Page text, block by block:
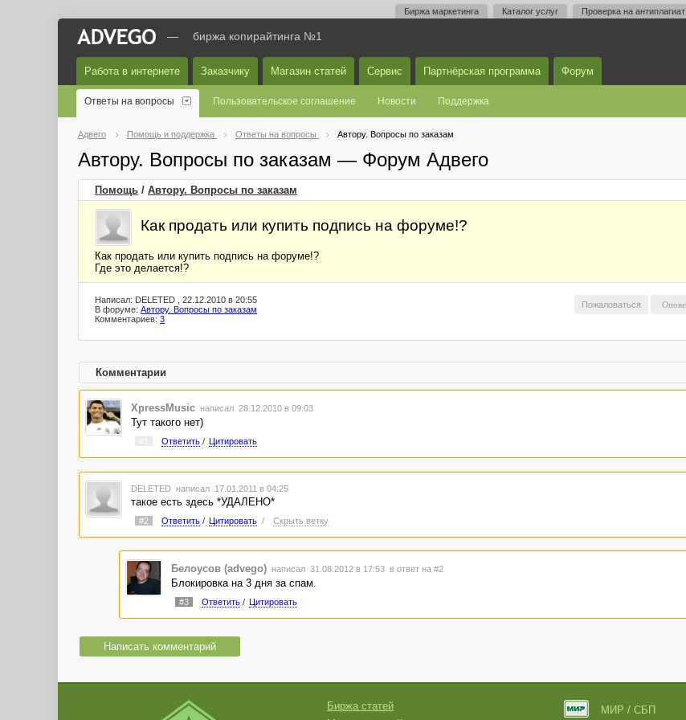
Биржа маркетинга Каталог услуг Проверка на антиплагиат
— биржа копирайтинга №1
Работа в интернете Заказчику Магазин статей Сервис Партнёрская программа Форум
Ответы на вопросы Пользовательское соглашение Новости Поддержка
Адвего Помощь и поддержка Ответы на вопросы Автору. Вопросы по заказам
Автору. Вопросы по заказам — Форум Адвего
Помощь / Автору. Вопросы по заказам
Как продать или купить подпись на форуме!?
Как продать или купить подпись на форуме!?
Где это делается!?
Пожаловаться
Написал: DELETED , 22.12.2010 в 20:55
В форуме: Автору. Вопросы по заказам
Комментариев: 3
Комментарии
XpressMusic написал 28.12.2010 в 09:03
Тут такого нет)
Ответить/ Цитировать
DELETED написал 17.01.2011 в 04:25
такое есть здесь *УДАЛЕНО*
#2 Ответить/ Цитировать / Скрыть ветку
Белоусов (advego) написал 31.08.2012 в 17:53 в ответ на #2
Блокировка на 3 дня за спам.
#3 Ответить/ Цитировать
Написать комментарий
Биржа статей
МИР / СБП